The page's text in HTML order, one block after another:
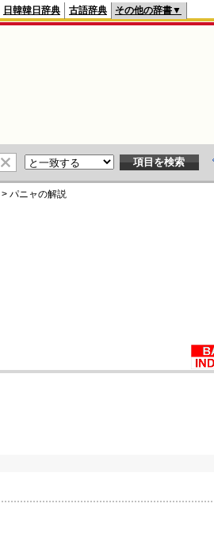
日韓韓日辞典 古語辞典 その他の辞書▼
> パニャの解説